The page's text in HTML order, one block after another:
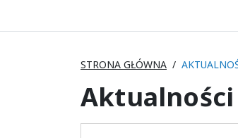
STRONA GŁÓWNA